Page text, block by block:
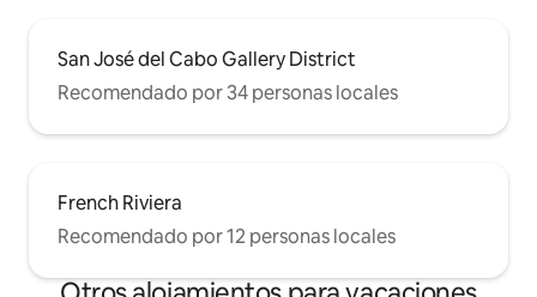
San José del Cabo Gallery District
Recomendado por 34 personas locales
French Riviera
Recomendado por 12 personas locales